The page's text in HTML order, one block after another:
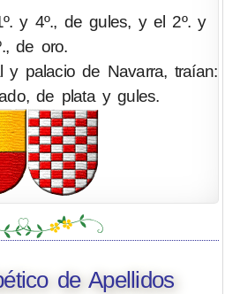
y 4º., de gules, y el 2º. y
de oro.
palacio de Navarra, traían:
de plata y gules.
de Apellidos